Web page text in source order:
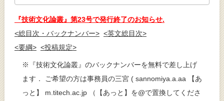
『技術文化論叢』第23号で発行終了のお知らせ.
<総目次・バックナンバー> <英文総目次>
<要綱> <投稿規定>
※『技術文化論叢』のバックナンバーを無料で差し上げ
ます． ご希望の方は事務員の三宮 ( sannomiya.a.aa 【あ
っと】 m.titech.ac.jp （【あっと】を@で置換してくださ